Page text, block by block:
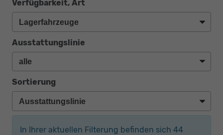
Verfügbarkeit, Art
Ausstattungslinie
Sortierung
In Ihrer aktuellen Filterung befinden sich 44